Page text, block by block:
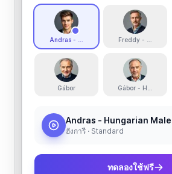
Andras - Hungarian MaleFreddy - Pro Actor
Gábor Gábor - Hungarian
Andras - Hungarian Male
ฮังการี · Standard
ทดลองใช้ฟรี